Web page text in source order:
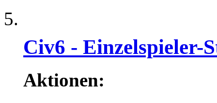
Civ6 - Einzelspieler-
Aktionen: